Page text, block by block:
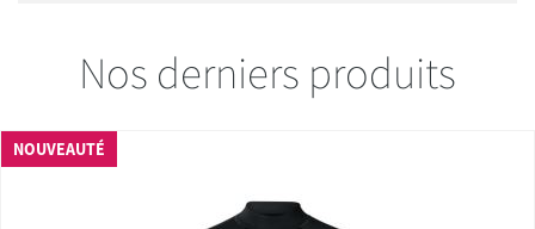
Nos derniers produits
NOUVEAUTÉ